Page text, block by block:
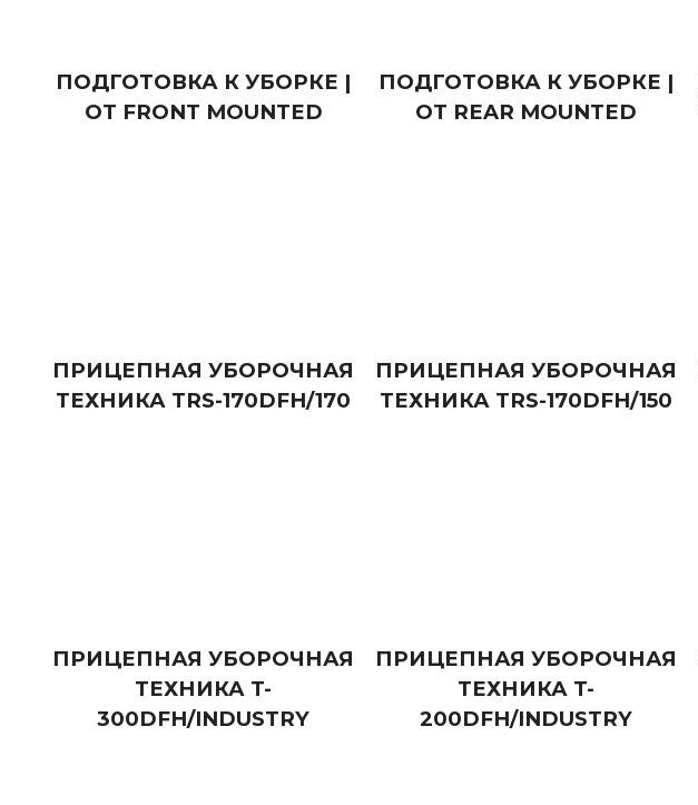
ПОДГОТОВКА К УБОРКЕ |
OT FRONT MOUNTED
ПОДГОТОВКА К УБОРКЕ |
OT REAR MOUNTED
ПРИЦЕПНАЯ УБОРОЧНАЯ
ТЕХНИКА TRS-170DFH/170
ПРИЦЕПНАЯ УБОРОЧНАЯ
ТЕХНИКА TRS-170DFH/150
ПРИЦЕПНАЯ УБОРОЧНАЯ
ТЕХНИКА T-
300DFH/INDUSTRY
ПРИЦЕПНАЯ УБОРОЧНАЯ
ТЕХНИКА T-
200DFH/INDUSTRY